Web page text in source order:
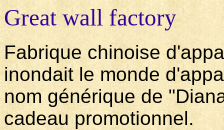
Great wall factory
Fabrique chinoise
inondait le monde
nom générique de
cadeau promotionnel.